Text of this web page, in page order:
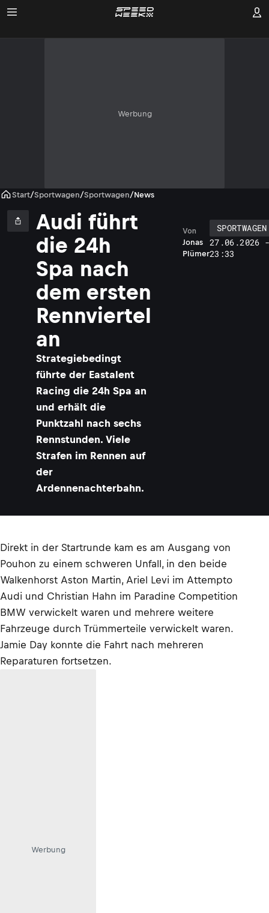
Werbung
Start/Sportwagen/Sportwagen/News
Audi führt
die 24h
Spa nach
dem ersten
Rennviertel
an
Strategiebedingt
führte der Eastalent
Racing die 24h Spa an
und erhält die
Punktzahl nach sechs
Rennstunden. Viele
Strafen im Rennen auf
der
Ardennenachterbahn.
Jonas
Plümer
Von
SPORTWAGEN
27.06.2026
23:33
Direkt in der Startrunde kam es am Ausgang von
Pouhon zu einem schweren Unfall, in den beide
Walkenhorst Aston Martin, Ariel Levi im Attempto
Audi und Christian Hahn im Paradine Competition
BMW verwickelt waren und mehrere weitere
Fahrzeuge durch Trümmerteile verwickelt waren.
Jamie Day konnte die Fahrt nach mehreren
Reparaturen fortsetzen.
Werbung